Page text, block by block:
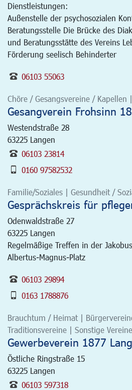
Dienstleistungen:
Außenstelle der psychosozialen
Beratungsstelle Die Brücke des
und Beratungsstätte des Vereins
Förderung seelisch Behinderter
06103 55063
Chöre / Gesangsvereine / Kapellen
Gesangverein Frohsinn
Westendstraße 28
63225 Langen
06103 23814
0160 97582532
Familie/Soziales | Gesundheit /
Gesprächskreis für
Odenwaldstraße 27
63225 Langen
Regelmäßige Treffen in der
Albertus-Magnus-Platz
06103 29894
0163 1788876
Brauchtum / Heimat |
Traditionsvereine | Sonstige
Gewerbeverein 1877
Östliche Ringstraße 15
63225 Langen
06103 597318